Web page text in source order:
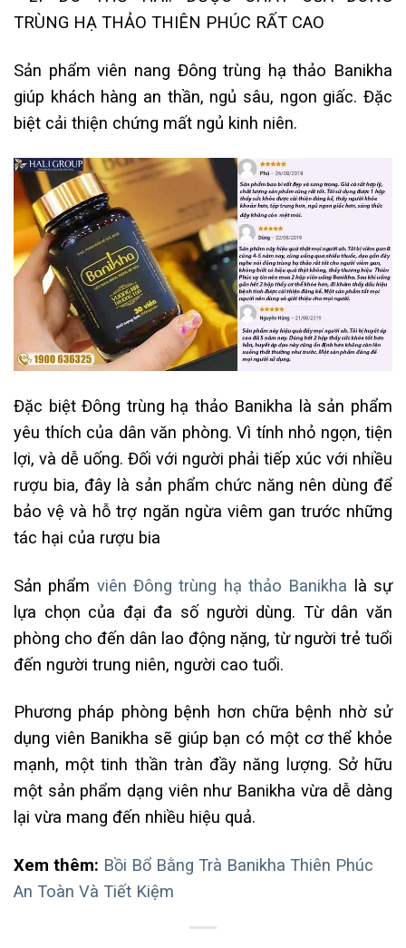
Sản phẩm viên nang Đông trùng hạ thảo Banikha
giúp khách hàng an thần, ngủ sâu, ngon giấc. Đặc
biệt cải thiện chứng mất ngủ kinh niên.
Đặc biệt Đông trùng hạ thảo Banikha là sản phẩm
yêu thích của dân văn phòng. Vì tính nhỏ ngọn, tiện
lợi, và dễ uống. Đối với người phải tiếp xúc với nhiều
rượu bia, đây là sản phẩm chức năng nên dùng để
bảo vệ và hỗ trợ ngăn ngừa viêm gan trước những
tác hại của rượu bia
Sản phẩm viên Đông trùng hạ thảo Banikha là sự
lựa chọn của đại đa số người dùng. Từ dân văn
phòng cho đến dân lao động nặng, từ người trẻ tuổi
đến người trung niên, người cao tuổi.
Phương pháp phòng bệnh hơn chữa bệnh nhờ sử
dụng viên Banikha sẽ giúp bạn có một cơ thể khỏe
mạnh, một tinh thần tràn đầy năng lượng. Sở hữu
một sản phẩm dạng viên như Banikha vừa dễ dàng
lại vừa mang đến nhiều hiệu quả.
Xem thêm: Bồi Bổ Bằng Trà Banikha Thiên Phúc
An Toàn Và Tiết Kiệm